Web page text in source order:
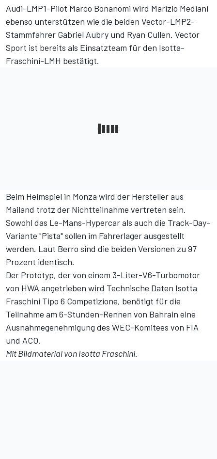
Audi-LMP1-Pilot Marco Bonanomi wird Marizio Mediani
ebenso unterstützen wie die beiden Vector-LMP2-
Stammfahrer Gabriel Aubry und Ryan Cullen. Vector
Sport ist bereits als Einsatzteam für den Isotta-
Fraschini-LMH bestätigt.
Beim Heimspiel in Monza wird der Hersteller aus
Mailand trotz der Nichtteilnahme vertreten sein.
Sowohl das Le-Mans-Hypercar als auch die Track-Day-
Variante "Pista" sollen im Fahrerlager ausgestellt
werden. Laut Berro sind die beiden Versionen zu 97
Prozent identisch.
Der Prototyp, der von einem 3-Liter-V6-Turbomotor
von HWA angetrieben wird Technische Daten Isotta
Fraschini Tipo 6 Competizione, benötigt für die
Teilnahme am 6-Stunden-Rennen von Bahrain eine
Ausnahmegenehmigung des WEC-Komitees von FIA
und ACO.
Mit Bildmaterial von Isotta Fraschini.